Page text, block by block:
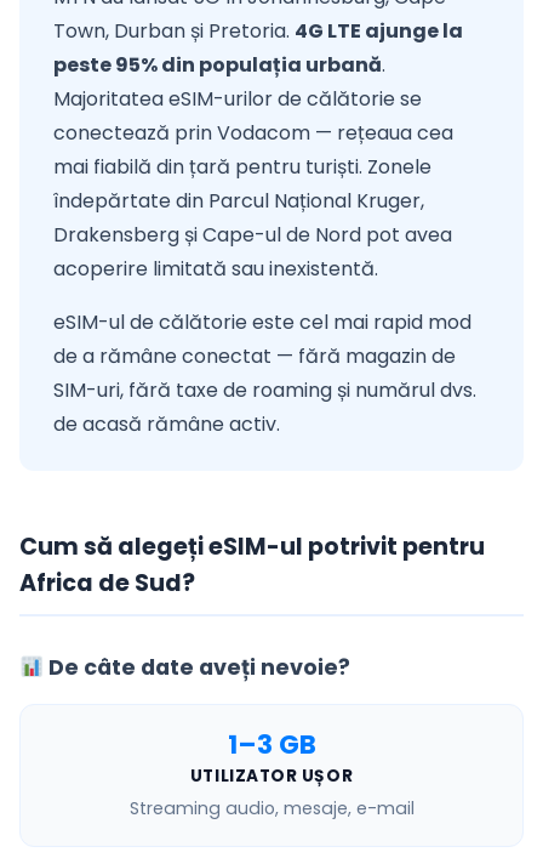
Town, Durban și Pretoria. 4G LTE ajunge la
peste 95% din populația urbană.
Majoritatea eSIM-urilor de călătorie se
conectează prin Vodacom — rețeaua cea
mai fiabilă din țară pentru turiști. Zonele
îndepărtate din Parcul Național Kruger,
Drakensberg și Cape-ul de Nord pot avea
acoperire limitată sau inexistentă.
eSIM-ul de călătorie este cel mai rapid mod
de a rămâne conectat — fără magazin de
SIM-uri, fără taxe de roaming și numărul dvs.
de acasă rămâne activ.
Cum să alegeți eSIM-ul potrivit pentru
Africa de Sud?
De câte date aveți nevoie?
1–3 GB
UTILIZATOR UȘOR
Streaming audio, mesaje, e-mail